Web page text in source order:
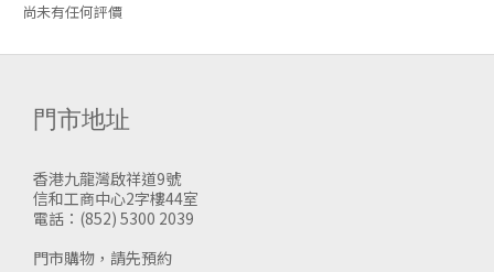
尚未有任何評價
門市地址
香港九龍灣啟祥道9號
信和工商中心2字樓44室
電話：(852) 5300 2039
門市購物，請先預約